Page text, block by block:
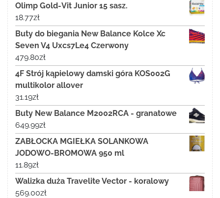
Olimp Gold-Vit Junior 15 sasz.
18.77zł
Buty do biegania New Balance Kolce Xc
Seven V4 Uxcs7Le4 Czerwony
479.80zł
4F Strój kąpielowy damski góra KOS002G
multikolor allover
31.19zł
Buty New Balance M2002RCA - granatowe
649.99zł
ZABŁOCKA MGIEŁKA SOLANKOWA
JODOWO-BROMOWA 950 ml
11.89zł
Walizka duża Travelite Vector - koralowy
569.00zł